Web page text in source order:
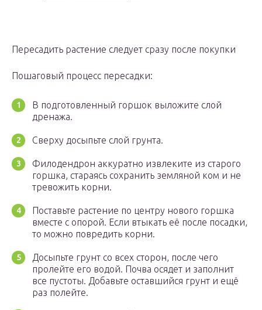
Пересадить растение следует сразу после покупки
Пошаговый процесс пересадки:
В подготовленный горшок выложите слой
дренажа.
Сверху досыпьте слой грунта.
Филодендрон аккуратно извлеките из старого
горшка, стараясь сохранить земляной ком и не
тревожить корни.
Поставьте растение по центру нового горшка
вместе с опорой. Если втыкать её после посадки,
то можно повредить корни.
Досыпьте грунт со всех сторон, после чего
пролейте его водой. Почва осядет и заполнит
все пустоты. Добавьте оставшийся грунт и ещё
раз полейте.